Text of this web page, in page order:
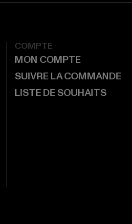
COMPTE
MON COMPTE
SUIVRE LA COMMANDE
LISTE DE SOUHAITS